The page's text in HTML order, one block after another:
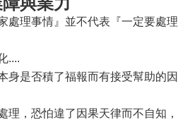
處理事情』並不代表『一定要處理
....
身是否積了福報而有接受幫助的因
理，恐怕違了因果天律而不自知，